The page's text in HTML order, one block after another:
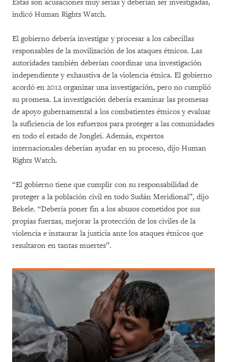
Estas son acusaciones muy serias y deberían ser investigadas,
indicó Human Rights Watch.
El gobierno debería investigar y procesar a los cabecillas
responsables de la movilización de los ataques étnicos. Las
autoridades también deberían coordinar una investigación
independiente y exhaustiva de la violencia étnica. El gobierno
acordó en 2012 organizar una investigación, pero no cumplió
su promesa. La investigación debería examinar las promesas
de apoyo gubernamental a los combatientes étnicos y evaluar
la suficiencia de los esfuerzos para proteger a las comunidades
en todo el estado de Jonglei. Además, expertos
internacionales deberían ayudar en su proceso, dijo Human
Rights Watch.
“El gobierno tiene que cumplir con su responsabilidad de
proteger a la población civil en todo Sudán Meridional”, dijo
Bekele. “Debería poner fin a los abusos cometidos por sus
propias fuerzas, mejorar la protección de los civiles de la
violencia e instaurar la justicia ante los ataques étnicos que
resultaron en tantas muertes”.